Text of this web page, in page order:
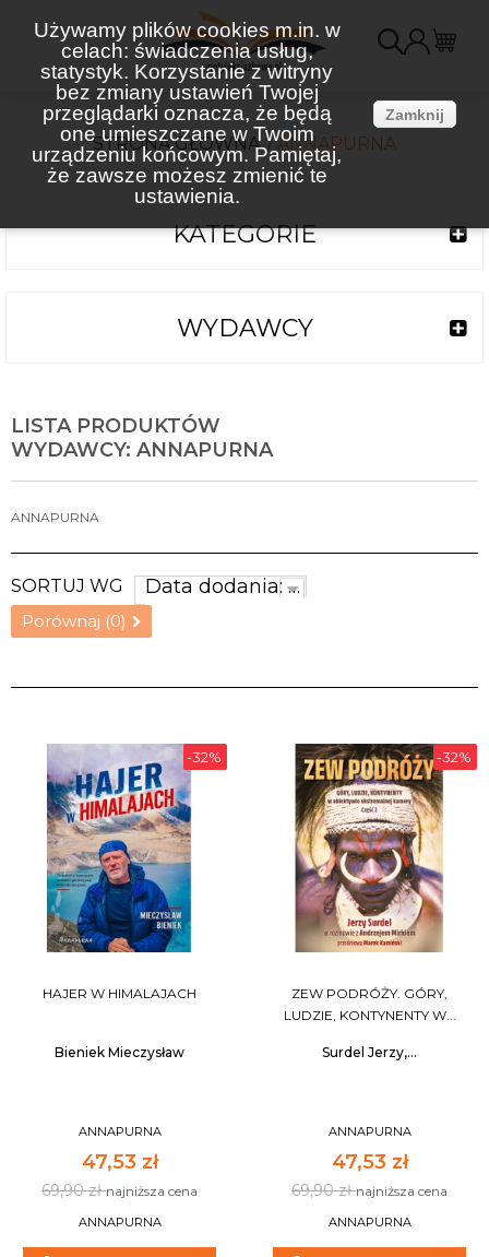
Używamy plików cookies m.in. w
celach: świadczenia usług,
statystyk. Korzystanie z witryny
bez zmiany ustawień Twojej
przeglądarki oznacza, że będą
one umieszczane w Twoim
urządzeniu końcowym. Pamiętaj,
że zawsze możesz zmienić te
ustawienia.
Zamknij
STRONA GŁÓWNA ANNAPURNA
KATEGORIE
WYDAWCY
LISTA PRODUKTÓW
WYDAWCY: ANNAPURNA
ANNAPURNA
SORTUJ WG Data dodania: najnowsze
Porównaj (0)
-32%
HAJER W HIMALAJACH
Bieniek Mieczysław
ANNAPURNA
47,53 zł
69,90 złnajniższa cena
ANNAPURNA
-32%
ZEW PODRÓŻY. GÓRY,
LUDZIE, KONTYNENTY W...
Surdel Jerzy,...
ANNAPURNA
47,53 zł
69,90 złnajniższa cena
ANNAPURNA